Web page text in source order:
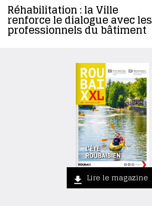
Réhabilitation : la Ville
renforce le dialogue avec les
professionnels du bâtiment
Lire le magazine